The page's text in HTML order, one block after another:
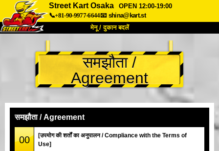
Street Kart Osaka
OPEN 12:00-19:00
📞+81-90-9977-6644📧 shina@kart.st
मेनू / दुकान बदलें
हमारे बारे में विशेषताएँ कीमत
पहुंच वॉयस FAQ
टोक्यो शिनागावा #1
टोक्यो अकीहबारा#2
समझौता /
Agreement
समझौता / Agreement
00
[उपयोग की शर्तों का अनुपालन / Compliance with the Terms of
Use]